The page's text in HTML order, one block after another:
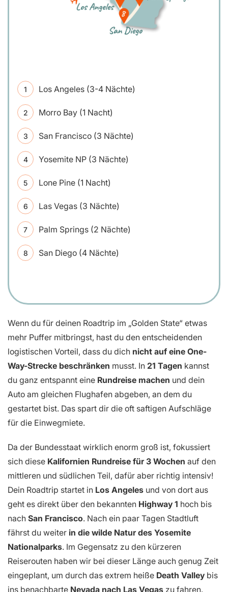
Los Angeles (3-4 Nächte)
Morro Bay (1 Nacht)
San Francisco (3 Nächte)
Yosemite NP (3 Nächte)
Lone Pine (1 Nacht)
Las Vegas (3 Nächte)
Palm Springs (2 Nächte)
San Diego (4 Nächte)
Wenn du für deinen Roadtrip im „Golden State“ etwas
mehr Puffer mitbringst, hast du den entscheidenden
logistischen Vorteil, dass du dich nicht auf eine One-
Way-Strecke beschränken musst. In 21 Tagen kannst
du ganz entspannt eine Rundreise machen und dein
Auto am gleichen Flughafen abgeben, an dem du
gestartet bist. Das spart dir die oft saftigen Aufschläge
für die Einwegmiete.
Da der Bundesstaat wirklich enorm groß ist, fokussiert
sich diese Kalifornien Rundreise für 3 Wochen auf den
mittleren und südlichen Teil, dafür aber richtig intensiv!
Dein Roadtrip startet in Los Angeles und von dort aus
geht es direkt über den bekannten Highway 1 hoch bis
nach San Francisco. Nach ein paar Tagen Stadtluft
fährst du weiter in die wilde Natur des Yosemite
Nationalparks. Im Gegensatz zu den kürzeren
Reiserouten haben wir bei dieser Länge auch genug Zeit
eingeplant, um durch das extrem heiße Death Valley bis
ins benachbarte Nevada nach Las Vegas zu fahren.